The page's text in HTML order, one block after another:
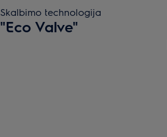
Skalbimo technologija
"Eco Valve"